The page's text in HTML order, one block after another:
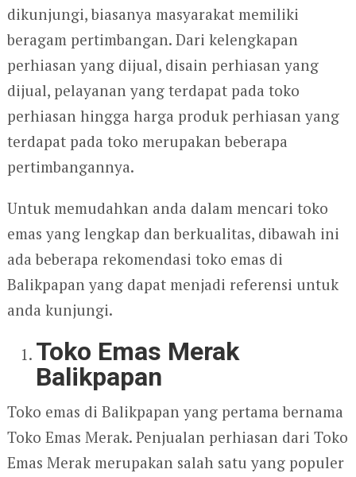
dikunjungi, biasanya masyarakat memiliki
beragam pertimbangan. Dari kelengkapan
perhiasan yang dijual, disain perhiasan yang
dijual, pelayanan yang terdapat pada toko
perhiasan hingga harga produk perhiasan yang
terdapat pada toko merupakan beberapa
pertimbangannya.
Untuk memudahkan anda dalam mencari toko
emas yang lengkap dan berkualitas, dibawah ini
ada beberapa rekomendasi toko emas di
Balikpapan yang dapat menjadi referensi untuk
anda kunjungi.
Toko Emas Merak
Balikpapan
Toko emas di Balikpapan yang pertama bernama
Toko Emas Merak. Penjualan perhiasan dari Toko
Emas Merak merupakan salah satu yang populer